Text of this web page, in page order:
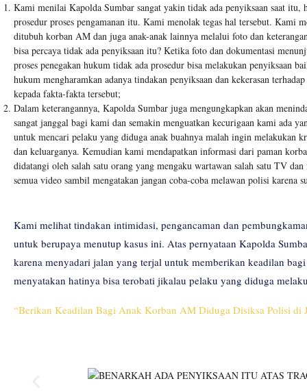
Kami menilai Kapolda Sumbar sangat yakin tidak ada penyiksaan saat itu,
prosedur proses pengamanan itu. Kami menolak tegas hal tersebut. Kami
ditubuh korban AM dan juga anak-anak lainnya melalui foto dan
bisa percaya tidak ada penyiksaan itu? Ketika foto dan dokumentasi
proses penegakan hukum tidak ada prosedur bisa melakukan penyiksaan
hukum mengharamkan adanya tindakan penyiksaan dan kekerasan
kepada fakta-fakta tersebut;
Dalam keterangannya, Kapolda Sumbar juga mengungkapkan akan
sangat janggal bagi kami dan semakin menguatkan kecurigaan kami ada
untuk mencari pelaku yang diduga anak buahnya malah ingin melakukan
dan keluarganya. Kemudian kami mendapatkan informasi dari paman
didatangi oleh salah satu orang yang mengaku wartawan salah satu TV
semua video sambil mengatakan jangan coba-coba melawan polisi karena
Kami melihat tindakan intimidasi, pengancaman dan
untuk berupaya menutup kasus ini. Atas pernyataan Kapolda
karena menyadari jalan yang terjal untuk memberikan keadilan
menyatakan hatinya bisa terobati jikalau pelaku yang diduga
“Berikan Keadilan Bagi Anak Korban AM Diduga Disiksa Polisi di